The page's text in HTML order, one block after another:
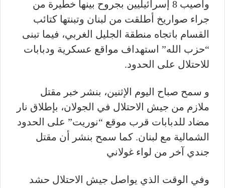
وأصيب 8 إسرائيليين بجروح بينها خطيرة من
جراء صواريخ أطلقت من لبنان وتبنتها كتائب
القسام باتجاه منطقة الجليل الغربي، فيما تبنى
“حزب الله” استهداف مواقع عسكرية ودبابات
للاحتلال على الحدود.
و سمح صباح اليوم الإثنين، بنشر خبر مقتل
ملازم من جيش الاحتلال في الجولان، بإطلاق نار
مضاد للدبابات قرب موقع “نوريت” على الحدود
الشمالية مع لبنان. كما سمح بنشر أن مقتل
جندي آخر من لواء غولاني
وفي الوقت الذي يواصل جيش الاحتلال حشد